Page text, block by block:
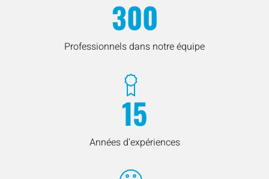
300
Professionnels dans notre équipe
15
Années d'expériences